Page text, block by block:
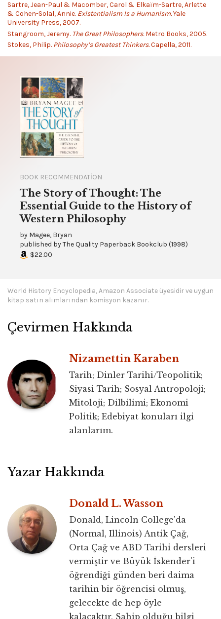
Sartre, Jean-Paul & Macomber, Carol & Elkaïm-Sartre, Arlette
& Cohen-Solal, Annie. Existentialism Is a Humanism.Yale
University Press, 2007.
Stangroom, Jeremy. The Great Philosophers.Metro Books, 2005.
Stokes, Philip. Philosophy’s Greatest Thinkers.Capella, 2011.
BOOK RECOMMENDATION
The Story of Thought: The
Essential Guide to the History of
Western Philosophy
by Magee, Bryan
published byThe Quality Paperback Bookclub (1998)
$22.00
World History Encyclopedia, Amazon Associate üyesidir ve uygun
kitap satın alımlarından komisyon kazanır.
Çevirmen Hakkında
Nizamettin Karaben
Tarih; Dinler Tarihi/Teopolitik;
Siyasi Tarih; Sosyal Antropoloji;
Mitoloji; Dilbilimi; Ekonomi
Politik; Edebiyat konuları ilgi
alanlarım.
Yazar Hakkında
Donald L. Wasson
Donald, Lincoln College'da
(Normal, Illinois) Antik Çağ,
Orta Çağ ve ABD Tarihi dersleri
vermiştir ve Büyük İskender'i
öğrendiği günden beri daima
tarihin bir öğrencisi olmuş,
gelecekte de hep öyle
kalacaktır. Sahip olduğu bilgi